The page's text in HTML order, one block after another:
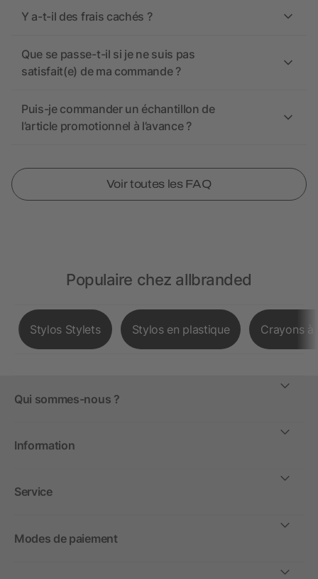
Y a-t-il des frais cachés ?
Que se passe-t-il si je ne suis pas
satisfait(e) de ma commande ?
Puis-je commander un échantillon de
l’article promotionnel à l’avance ?
Voir toutes les FAQ
Populaire chez allbranded
Stylos Stylets Stylos en plastique Crayons à
Qui sommes-nous ?
Information
Service
Modes de paiement